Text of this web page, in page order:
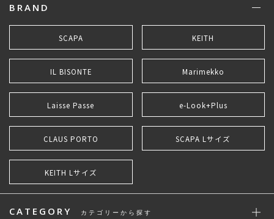
BRAND
SCAPA KEITH
IL BISONTE Marimekko
Laisse Passe e-Look+Plus
CLAUS PORTO SCAPA Lサイズ
KEITH Lサイズ
CATEGORY カテゴリーから探す